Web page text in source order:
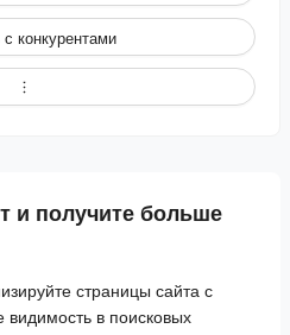
конкурентами
и получите больше
страницы сайта с
в поисковых